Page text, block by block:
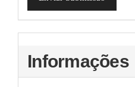
Informações